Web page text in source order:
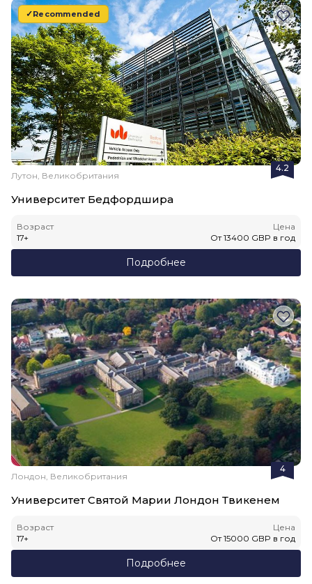
Recommended
4.2
Лутон, Великобритания
Университет Бедфордшира
Возраст
17+
Цена
От 13400 GBP в год
Подробнее
4
Лондон, Великобритания
Университет Святой Марии Лондон Твикенем
Возраст
17+
Цена
От 15000 GBP в год
Подробнее